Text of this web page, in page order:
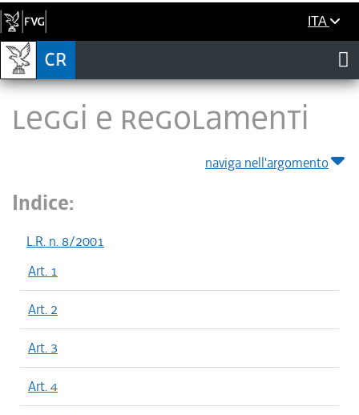
ITA
LEGGI E REGOLAMENTI
naviga nell'argomento
Indice:
L.R. n. 8/2001
Art. 1
Art. 2
Art. 3
Art. 4